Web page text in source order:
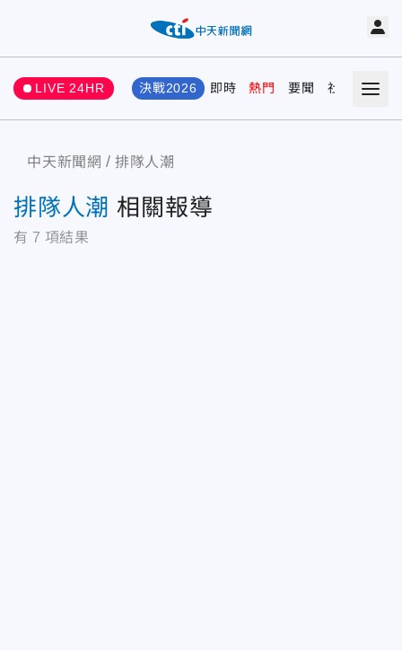
LIVE 24HR 決戰2026 即時 熱門 要聞 社會 娛樂
中天新聞網 排隊人潮
排隊人潮 相關報導
有 7 項結果